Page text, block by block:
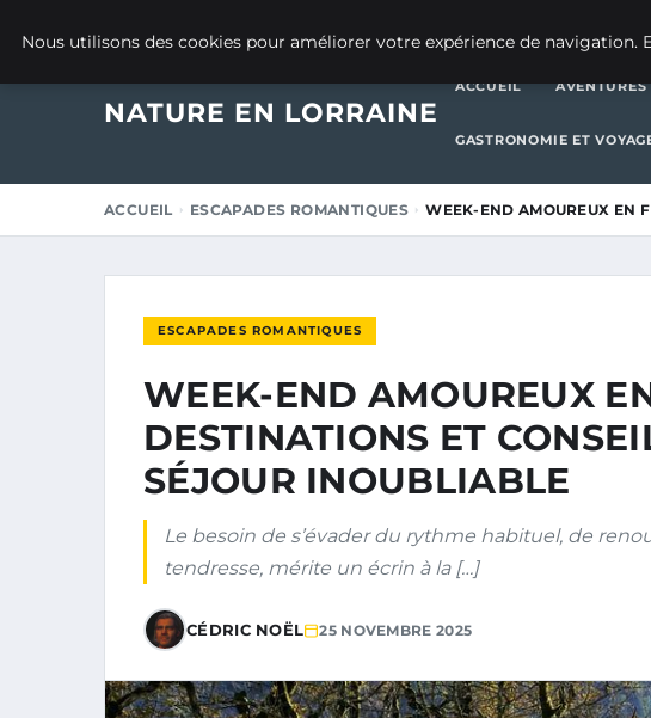
NATURE EN LORRAINE
ACCUEIL
GASTRONOMIE ET
ACCUEIL ESCAPADES ROMANTIQUES WEEK-END AMOUREUX EN
ESCAPADES ROMANTIQUES
WEEK-END AMOUREUX
DESTINATIONS ET
SÉJOUR INOUBLIABLE
Le besoin de s’évader du rythme habituel, de
tendresse, mérite un écrin à la […]
CÉDRIC NOËL 25 NOVEMBRE 2025
Nous utilisons des cookies pour améliorer votre expérience de